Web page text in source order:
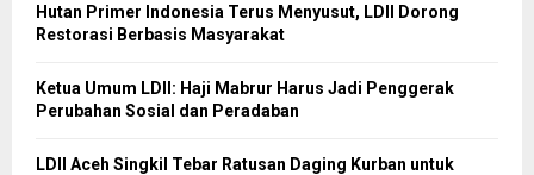
Hutan Primer Indonesia Terus Menyusut, LDII Dorong
Restorasi Berbasis Masyarakat
Ketua Umum LDII: Haji Mabrur Harus Jadi Penggerak
Perubahan Sosial dan Peradaban
LDII Aceh Singkil Tebar Ratusan Daging Kurban untuk